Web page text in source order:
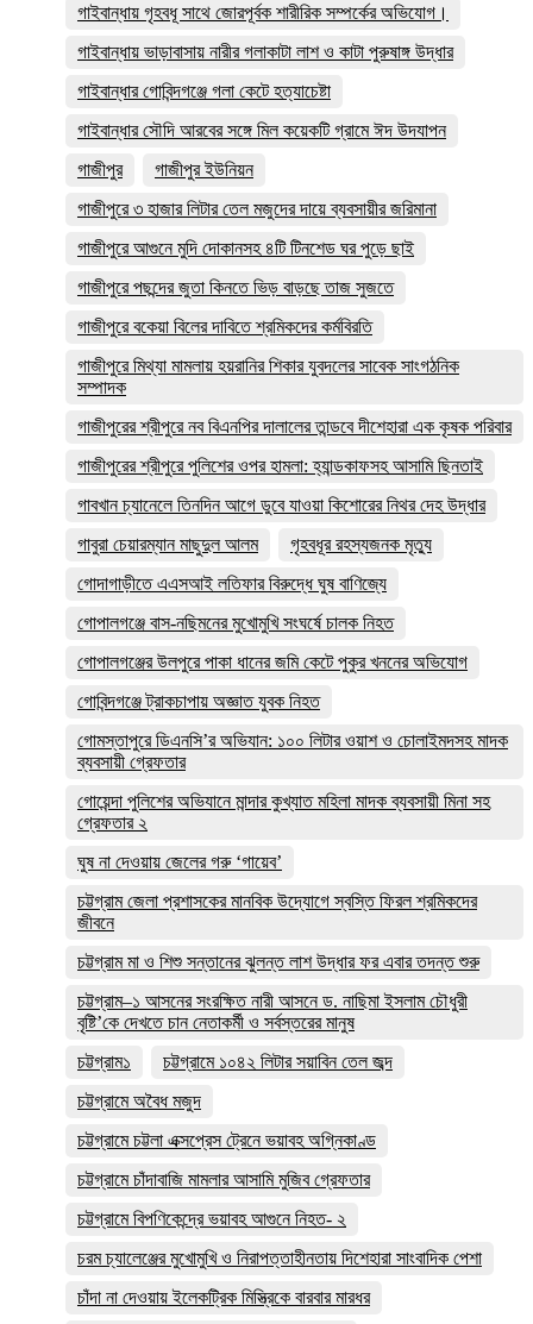
গাইবান্ধায় গৃহবধূ সাথে জোরপূর্বক শারীরিক সম্পর্কের অভিযোগ।
গাইবান্ধায় ভাড়াবাসায় নারীর গলাকাটা লাশ ও কাটা পুরুষাঙ্গ উদ্ধার
গাইবান্ধার গোবিন্দগঞ্জে গলা কেটে হত্যাচেষ্টা
গাইবান্ধার সৌদি আরবের সঙ্গে মিল কয়েকটি গ্রামে ঈদ উদযাপন
গাজীপুর
গাজীপুর ইউনিয়ন
গাজীপুরে ৩ হাজার লিটার তেল মজুদের দায়ে ব্যবসায়ীর জরিমানা
গাজীপুরে আগুনে মুদি দোকানসহ ৪টি টিনশেড ঘর পুড়ে ছাই
গাজীপুরে পছন্দের জুতা কিনতে ভিড় বাড়ছে তাজ সুজতে
গাজীপুরে বকেয়া বিলের দাবিতে শ্রমিকদের কর্মবিরতি
গাজীপুরে মিথ্যা মামলায় হয়রানির শিকার যুবদলের সাবেক সাংগঠনিক
সম্পাদক
গাজীপুরের শ্রীপুরে নব বিএনপির দালালের তান্ডবে দীশেহারা এক কৃষক পরিবার
গাজীপুরের শ্রীপুরে পুলিশের ওপর হামলা: হ্যান্ডকাফসহ আসামি ছিনতাই
গাবখান চ্যানেলে তিনদিন আগে ডুবে যাওয়া কিশোরের নিথর দেহ উদ্ধার
গাবুরা চেয়ারম্যান মাছুদুল আলম
গৃহবধূর রহস্যজনক মৃত্যু
গোদাগাড়ীতে এএসআই লতিফার বিরুদ্ধে ঘুষ বাণিজ্যে
গোপালগঞ্জে বাস-নছিমনের মুখোমুখি সংঘর্ষে চালক নিহত
গোপালগঞ্জের উলপুরে পাকা ধানের জমি কেটে পুকুর খননের অভিযোগ
গোবিন্দগঞ্জে ট্রাকচাপায় অজ্ঞাত যুবক নিহত
গোমস্তাপুরে ডিএনসি’র অভিযান: ১০০ লিটার ওয়াশ ও চোলাইমদসহ মাদক
ব্যবসায়ী গ্রেফতার
গোয়েন্দা পুলিশের অভিযানে মান্দার কুখ্যাত মহিলা মাদক ব্যবসায়ী মিনা সহ
গ্রেফতার ২
ঘুষ না দেওয়ায় জেলের গরু ‘গায়েব’
চট্টগ্রাম জেলা প্রশাসকের মানবিক উদ্যোগে স্বস্তি ফিরল শ্রমিকদের
জীবনে
চট্টগ্রাম মা ও শিশু সন্তানের ঝুলন্ত লাশ উদ্ধার ফর এবার তদন্ত শুরু
চট্টগ্রাম–১ আসনের সংরক্ষিত নারী আসনে ড. নাছিমা ইসলাম চৌধুরী
বৃষ্টি’কে দেখতে চান নেতাকর্মী ও সর্বস্তরের মানুষ
চট্টগ্রাম১
চট্টগ্রামে ১০৪২ লিটার সয়াবিন তেল জব্দ
চট্টগ্রামে অবৈধ মজুদ
চট্টগ্রামে চট্টলা এক্সপ্রেস ট্রেনে ভয়াবহ অগ্নিকাণ্ড
চট্টগ্রামে চাঁদাবাজি মামলার আসামি মুজিব গ্রেফতার
চট্টগ্রামে বিপণিকেন্দ্রে ভয়াবহ আগুনে নিহত- ২
চরম চ্যালেঞ্জের মুখোমুখি ও নিরাপত্তাহীনতায় দিশেহারা সাংবাদিক পেশা
চাঁদা না দেওয়ায় ইলেকট্রিক মিস্ত্রিকে বারবার মারধর